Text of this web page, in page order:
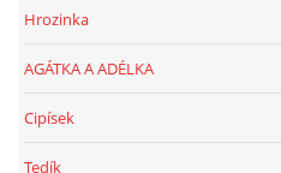
Hrozinka
AGÁTKA A ADÉLKA
Cipísek
Tedík